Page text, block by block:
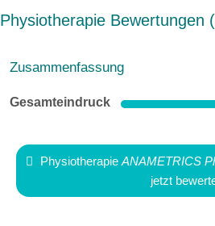
Physiotherapie Bewertungen
Zusammenfassung
Gesamteindruck
Physiotherapie ANAMETRICS
jetzt